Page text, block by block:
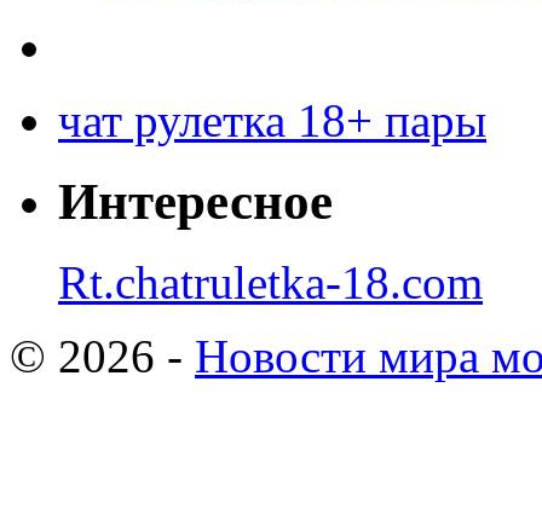
чат рулетка 18+ пары
Интересное
Rt.chatruletka-18.com
© 2026 - Новости мира